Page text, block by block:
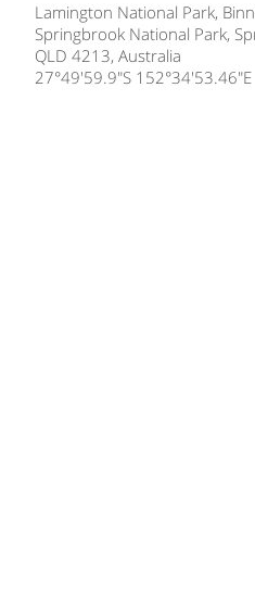
Lamington National Park,
Springbrook National Park,
QLD 4213, Australia
27°49'59.9"S 152°34'53.46"E